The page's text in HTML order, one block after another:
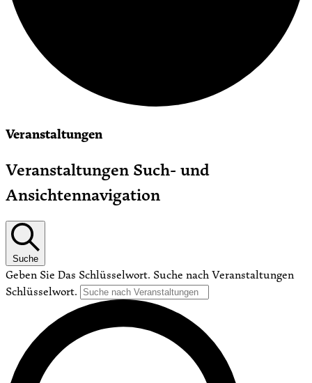
Veranstaltungen
Veranstaltungen Such- und
Ansichtennavigation
Suche
Geben Sie Das Schlüsselwort. Suche nach Veranstaltungen
Schlüsselwort.